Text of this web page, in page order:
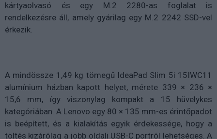
kártyaolvasó és egy M.2 2280-as foglalat is
rendelkezésre áll, amely gyárilag egy M.2 2242 SSD-vel
érkezik.
A mindössze 1,49 kg tömegű IdeaPad Slim 5i 15IWC11
alumínium házban kapott helyet, mérete 339 × 236 ×
15,6 mm, így viszonylag kompakt a 15 hüvelykes
kategóriában. A Lenovo egy 80 × 135 mm-es érintőpadot
is beépített, és a kialakítás egyik érdekessége, hogy a
töltés kizárólag a jobb oldali USB-C portról lehetséges. A